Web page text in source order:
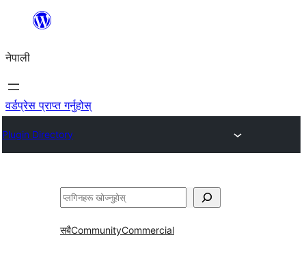
सामग्रीमा
नेपाली
वर्डप्रेस प्राप्त गर्नुहोस्
Plugin Directory
खोज्नुहोस्
सबैCommunityCommercial